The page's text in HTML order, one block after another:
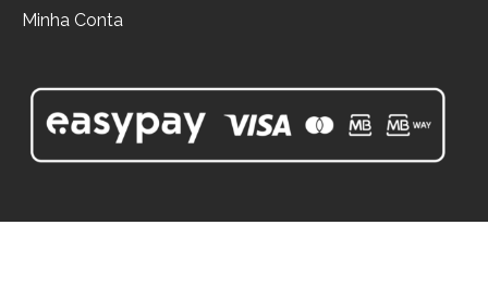
Minha Conta